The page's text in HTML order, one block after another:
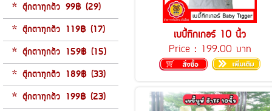
* ตุ๊กตาทุกตัว 99฿ (29)
* ตุ๊กตาทุกตัว 119฿ (17)
* ตุ๊กตาทุกตัว 159฿ (15)
* ตุ๊กตาทุกตัว 189฿ (33)
* ตุ๊กตาทุกตัว 199฿ (23)
เบบี้ทิกเกอร์ 10 นิ้ว
Price : 199.00 บาท